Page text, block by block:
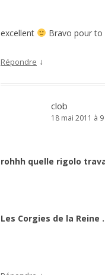
excellent Bravo pour to
Répondre ↓
clob
18 mai 2011 à
rohhh quelle rigolo
Les Corgies de la